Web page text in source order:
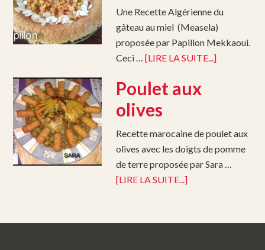
Une Recette Algérienne du
gâteau au miel (Measela)
proposée par Papillon Mekkaoui.
Ceci …[LIRE LA SUITE...]
Poulet aux
olives
Recette marocaine de poulet aux
olives avec les doigts de pomme
de terre proposée par Sara …
[LIRE LA SUITE...]